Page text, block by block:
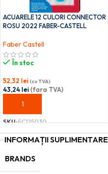
ACUARELE 12 CULORI CONNECTOR
ROSU 2022 FABER-CASTELL
Faber Castell
În stoc
52,32 lei (cu TVA)
43,24 lei (fara TVA)
ADAUGĂ ÎN COȘ
SKU:FC125030
INFORMAȚII SUPLIMENTARE
BRANDS